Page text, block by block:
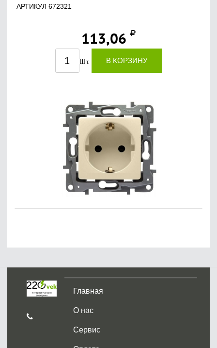
АРТИКУЛ 672321
113,06
Шт. В КОРЗИНУ
Главная
О нас
Сервис